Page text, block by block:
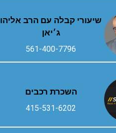
שיעורי קבלה עם הרב אליהו
ג׳יאן
561-400-7796
השכרת רכבים
415-531-6202